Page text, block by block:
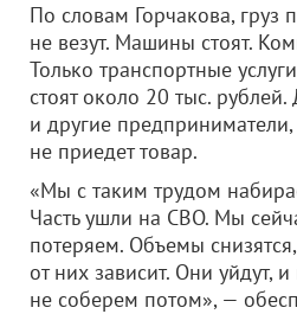
По словам Горчакова, груз
не везут. Машины стоят.
Только транспортные
стоят около 20 тыс.
и другие
не приедет товар.
«Мы с таким трудом
Часть ушли на СВО. Мы
потеряем. Объемы
от них зависит. Они уйдут,
не соберем потом», —